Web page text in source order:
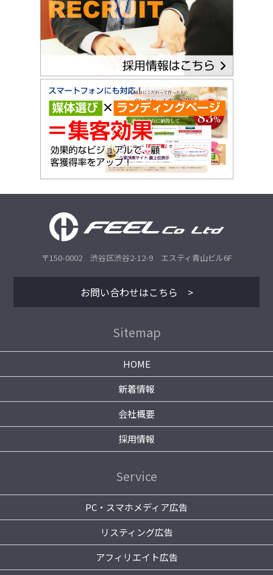
〒150-0002 渋谷区渋谷2-12-9 エスティ青山ビル6F
お問い合わせはこちら >
Sitemap
HOME
新着情報
会社概要
採用情報
Service
PC・スマホメディア広告
リスティング広告
アフィリエイト広告